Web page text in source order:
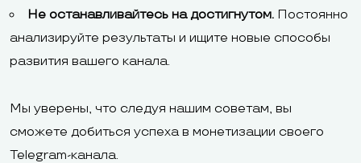
Не останавливайтесь на достигнутом. Постоянно
анализируйте результаты и ищите новые способы
развития вашего канала.
Мы уверены, что следуя нашим советам, вы
сможете добиться успеха в монетизации своего
Telegram-канала.